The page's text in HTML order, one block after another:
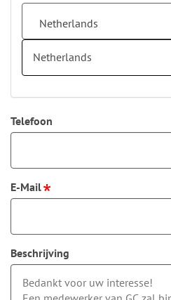
Netherlands
Netherlands
Telefoon
E-Mail
Beschrijving